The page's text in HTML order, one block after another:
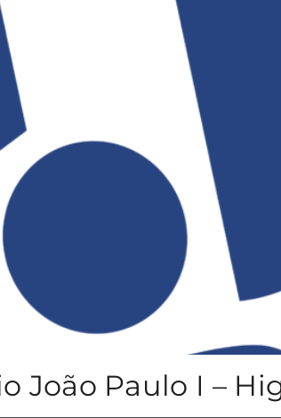
João Paulo I –